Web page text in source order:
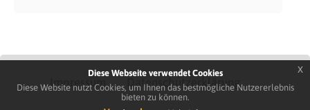
Impressum Datenschutzerklärung
Diese Webseite verwendet Cookies
Diese Website nutzt Cookies, um Ihnen das bestmögliche Nutzererlebnis
bieten zu können.
x